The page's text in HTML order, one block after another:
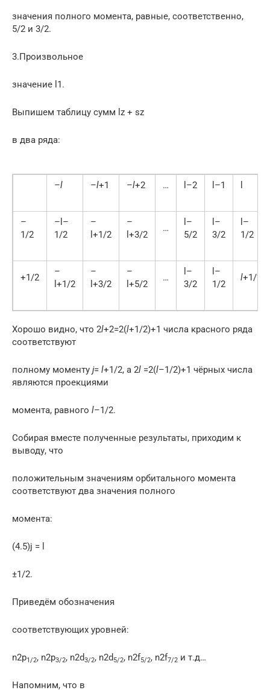
значения полного момента, равные, соответственно,
5/2 и 3/2.
3.Произвольное
значение l1.
Выпишем таблицу сумм lz + sz
в два ряда:
–l –l+1 –l+2 … l–2 l–1
–
1/2
–l–
1/2
–
l+1/2
–
l+3/2
…
l–
5/2
l–
3/2
l–
1/2
+1/2
–
l+1/2
–
l+3/2
–
l+5/2
…
l–
3/2
l–
1/2
l+1/2
Хорошо видно, что 2l+2=2(l+1/2)+1 числа красного ряда
соответствуют
полному моменту j= l+1/2, а 2l =2(l–1/2)+1 чёрных числа
являются проекциями
момента, равного l–1/2.
Собирая вместе полученные результаты, приходим к
выводу, что
положительным значениям орбитального момента
соответствуют два значения полного
момента:
(4.5)j = l
±1/2.
Приведём обозначения
соответствующих уровней:
n2p1/2, n2p3/2, n2d3/2, n2d 5/2, n2f5/2, n2f7/2 и т.д…
Напомним, что в